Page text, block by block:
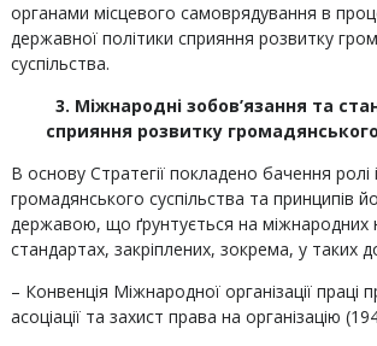
органами місцевого самоврядування в
державної політики сприяння розвитку
суспільства.
3. Міжнародні зобов’язання та
сприяння розвитку
В основу Стратегії покладено бачення ролі
громадянського суспільства та принципів
державою, що ґрунтується на міжнародних
стандартах, закріплених, зокрема, у таких
– Конвенція Міжнародної організації праці
асоціації та захист права на організацію